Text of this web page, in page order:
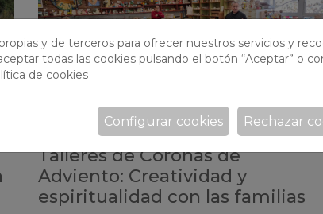
Talleres de Coronas de
Adviento: Creatividad y
espiritualidad con las familias
y de terceros para ofrecer nuestros servicios y
todas las cookies pulsando el botón “Aceptar” o
de cookies
Rechazar
Configurar cookies